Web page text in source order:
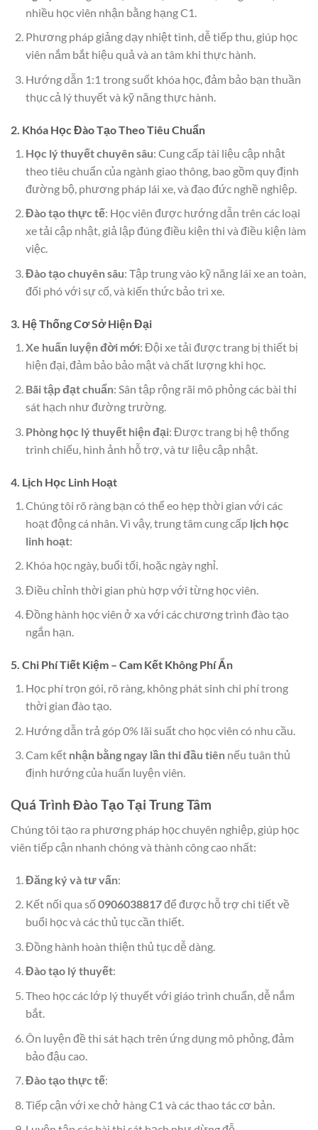
nhiều học viên nhận bằng hạng C1.
Phương pháp giảng dạy nhiệt tình, dễ tiếp thu, giúp học
viên nắm bắt hiệu quả và an tâm khi thực hành.
Hướng dẫn 1:1 trong suốt khóa học, đảm bảo bạn thuần
thục cả lý thuyết và kỹ năng thực hành.
2. Khóa Học Đào Tạo Theo Tiêu Chuẩn
Học lý thuyết chuyên sâu: Cung cấp tài liệu cập nhật
theo tiêu chuẩn của ngành giao thông, bao gồm quy định
đường bộ, phương pháp lái xe, và đạo đức nghề nghiệp.
Đào tạo thực tế: Học viên được hướng dẫn trên các loại
xe tải cập nhật, giả lập đúng điều kiện thi và điều kiện làm
việc.
Đào tạo chuyên sâu: Tập trung vào kỹ năng lái xe an toàn,
đối phó với sự cố, và kiến thức bảo trì xe.
3. Hệ Thống Cơ Sở Hiện Đại
Xe huấn luyện đời mới: Đội xe tải được trang bị thiết bị
hiện đại, đảm bảo bảo mật và chất lượng khi học.
Bãi tập đạt chuẩn: Sân tập rộng rãi mô phỏng các bài thi
sát hạch như đường trường.
Phòng học lý thuyết hiện đại: Được trang bị hệ thống
trình chiếu, hình ảnh hỗ trợ, và tư liệu cập nhật.
4. Lịch Học Linh Hoạt
Chúng tôi rõ ràng bạn có thể eo hẹp thời gian với các
hoạt động cá nhân. Vì vậy, trung tâm cung cấp lịch học
linh hoạt:
Khóa học ngày, buổi tối, hoặc ngày nghỉ.
Điều chỉnh thời gian phù hợp với từng học viên.
Đồng hành học viên ở xa với các chương trình đào tạo
ngắn hạn.
5. Chi Phí Tiết Kiệm – Cam Kết Không Phí Ẩn
Học phí trọn gói, rõ ràng, không phát sinh chi phí trong
thời gian đào tạo.
Hướng dẫn trả góp 0% lãi suất cho học viên có nhu cầu.
Cam kết nhận bằng ngay lần thi đầu tiênnếu tuân thủ
định hướng của huấn luyện viên.
Quá Trình Đào Tạo Tại Trung Tâm
Chúng tôi tạo ra phương pháp học chuyên nghiệp, giúp học
viên tiếp cận nhanh chóng và thành công cao nhất:
Đăng ký và tư vấn:
Kết nối qua số0906038817để được hỗ trợ chi tiết về
buổi học và các thủ tục cần thiết.
Đồng hành hoàn thiện thủ tục dễ dàng.
Đào tạo lý thuyết:
Theo học các lớp lý thuyết với giáo trình chuẩn, dễ nắm
bắt.
Ôn luyện đề thi sát hạch trên ứng dụng mô phỏng, đảm
bảo đậu cao.
Đào tạo thực tế:
Tiếp cận với xe chở hàng C1 và các thao tác cơ bản.